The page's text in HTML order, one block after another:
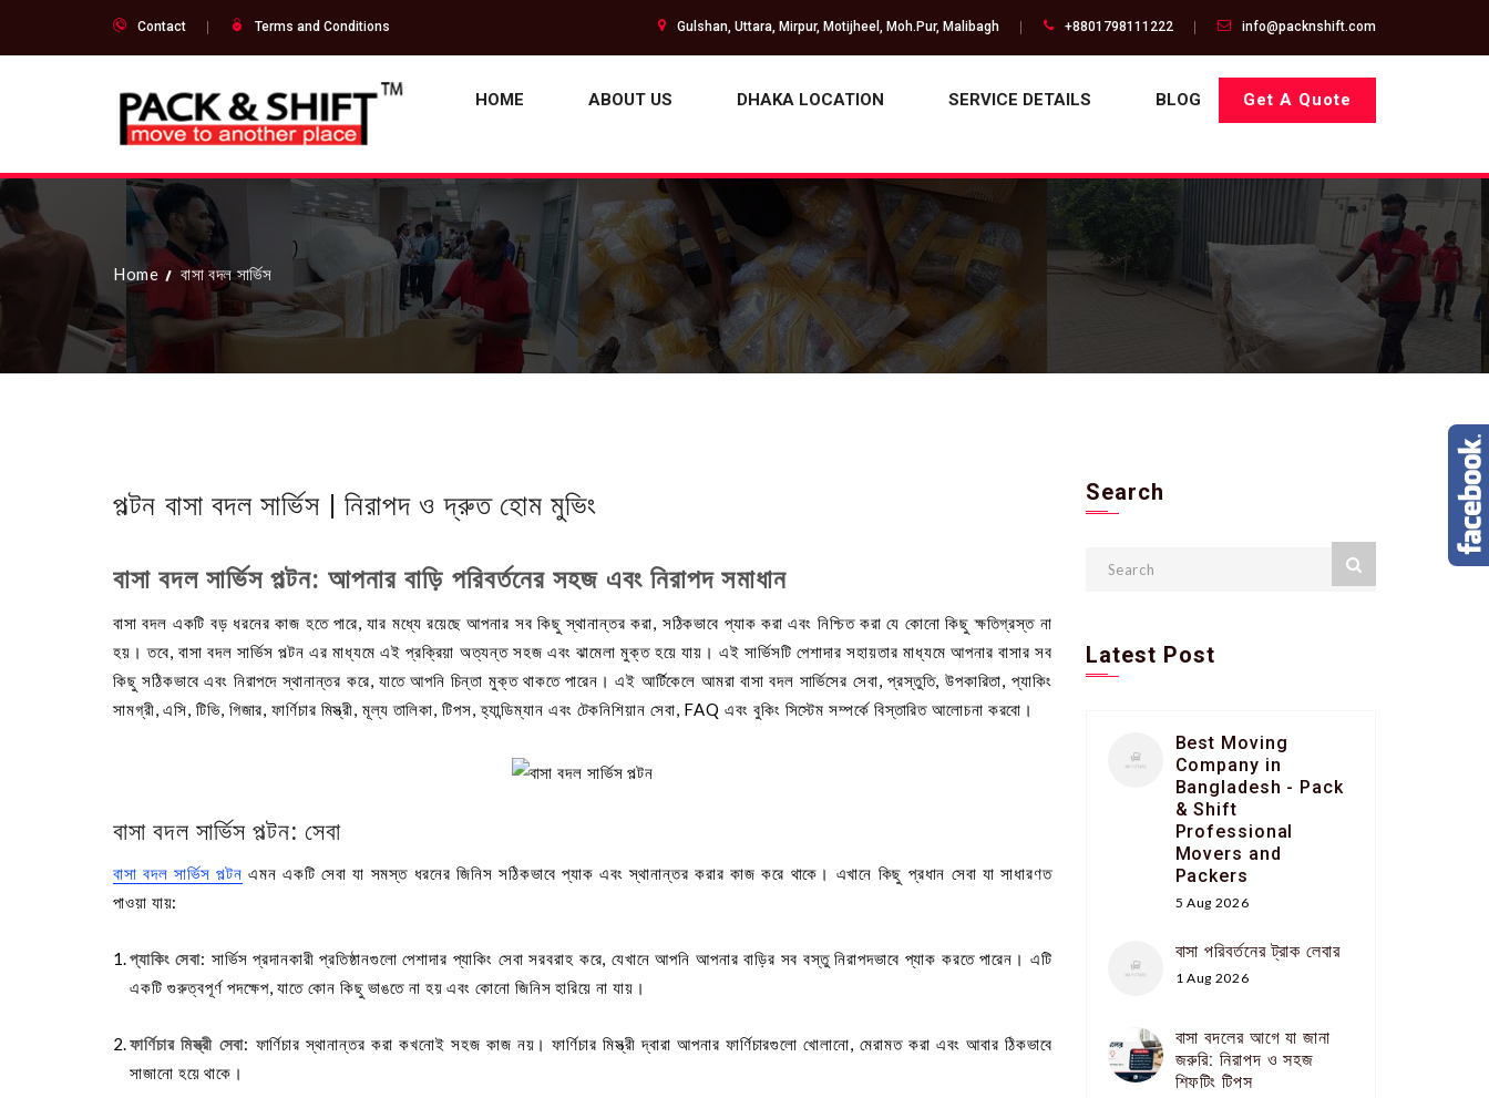
Contact Terms and Conditions Gulshan, Uttara, Mirpur, Motijheel, Moh.Pur, Malibagh +8801798111222 info@packnshift.com
HOME ABOUT US DHAKA LOCATION SERVICE DETAILS BLOG Get A Quote
Home বাসা বদল সার্ভিস
পল্টন বাসা বদল সার্ভিস | নিরাপদ ও দ্রুত হোম মুভিং
বাসা বদল সার্ভিস পল্টন: আপনার বাড়ি পরিবর্তনের সহজ এবং নিরাপদ সমাধান
বাসা বদল একটি বড় ধরনের কাজ হতে পারে, যার মধ্যে রয়েছে আপনার সব কিছু স্থানান্তর করা, সঠিকভাবে প্যাক করা এবং নিশ্চিত করা যে কোনো কিছু ক্ষতিগ্রস্ত না
হয়। তবে, বাসা বদল সার্ভিস পল্টন এর মাধ্যমে এই প্রক্রিয়া অত্যন্ত সহজ এবং ঝামেলা মুক্ত হয়ে যায়। এই সার্ভিসটি পেশাদার সহায়তার মাধ্যমে আপনার বাসার সব
কিছু সঠিকভাবে এবং নিরাপদে স্থানান্তর করে, যাতে আপনি চিন্তা মুক্ত থাকতে পারেন। এই আর্টিকেলে আমরা বাসা বদল সার্ভিসের সেবা, প্রস্তুতি, উপকারিতা, প্যাকিং
সামগ্রী, এসি, টিভি, গিজার, ফার্ণিচার মিস্ত্রী, মূল্য তালিকা, টিপস, হ্যান্ডিম্যান এবং টেকনিশিয়ান সেবা, FAQ এবং বুকিং সিস্টেম সম্পর্কে বিস্তারিত আলোচনা করবো।
বাসা বদল সার্ভিস পল্টন: সেবা
বাসা বদল সার্ভিস পল্টন এমন একটি সেবা যা সমস্ত ধরনের জিনিস সঠিকভাবে প্যাক এবং স্থানান্তর করার কাজ করে থাকে। এখানে কিছু প্রধান সেবা যা সাধারণত
পাওয়া যায়:
প্যাকিং সেবা: সার্ভিস প্রদানকারী প্রতিষ্ঠানগুলো পেশাদার প্যাকিং সেবা সরবরাহ করে, যেখানে আপনি আপনার বাড়ির সব বস্তু নিরাপদভাবে প্যাক করতে পারেন। এটি
একটি গুরুত্বপূর্ণ পদক্ষেপ, যাতে কোন কিছু ভাঙতে না হয় এবং কোনো জিনিস হারিয়ে না যায়।
ফার্ণিচার মিস্ত্রী সেবা: ফার্ণিচার স্থানান্তর করা কখনোই সহজ কাজ নয়। ফার্ণিচার মিস্ত্রী দ্বারা আপনার ফার্ণিচারগুলো খোলানো, মেরামত করা এবং আবার ঠিকভাবে
সাজানো হয়ে থাকে।
Search
Latest Post
Best Moving
Company in
Bangladesh - Pack
& Shift
Professional
Movers and
Packers
5 Aug 2026
বাসা পরিবর্তনের ট্রাক লেবার
1 Aug 2026
বাসা বদলের আগে যা জানা
জরুরি: নিরাপদ ও সহজ
শিফটিং টিপস